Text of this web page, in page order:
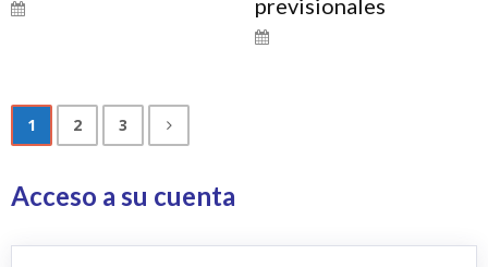
1 2 3
Acceso a su cuenta